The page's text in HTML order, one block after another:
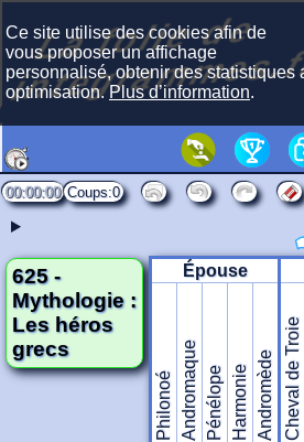
La f
olie
de
i
nte
gra
m
625 -
Mythologie :
Les héros
grecs
Épouse
PhilonoéAndromaquePénélopeHarmonieAndromèdeCheval de Troie
00:00:00 0
Ce site utilise des cookies afin de
vous proposer un affichage
personnalisé, obtenir des statistiques
optimisation.Plus d’information.